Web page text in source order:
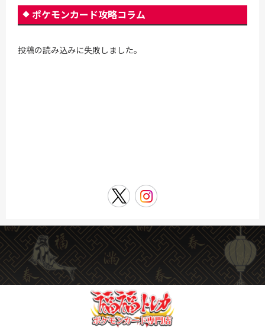
ポケモンカード攻略コラム
投稿の読み込みに失敗しました。